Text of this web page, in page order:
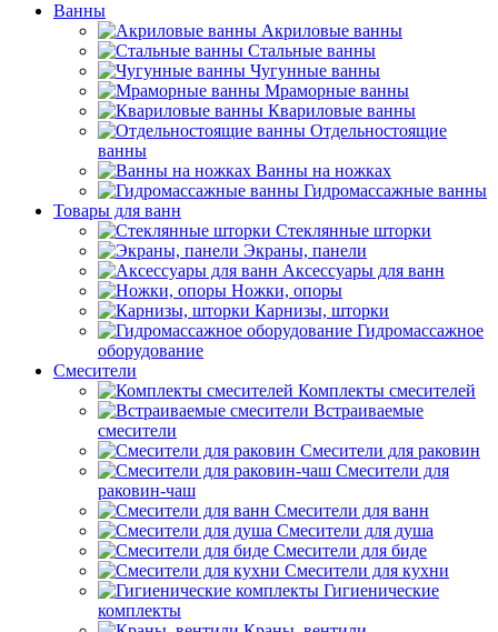
Ванны
Акриловые ванны
Стальные ванны
Чугунные ванны
Мраморные ванны
Квариловые ванны
Отдельностоящие
ванны
Ванны на ножках
Гидромассажные ванны
Товары для ванн
Стеклянные шторки
Экраны, панели
Аксессуары для ванн
Ножки, опоры
Карнизы, шторки
Гидромассажное
оборудование
Смесители
Комплекты смесителей
Встраиваемые
смесители
Смесители для раковин
Смесители для
раковин-чаш
Смесители для ванн
Смесители для душа
Смесители для биде
Смесители для кухни
Гигиенические
комплекты